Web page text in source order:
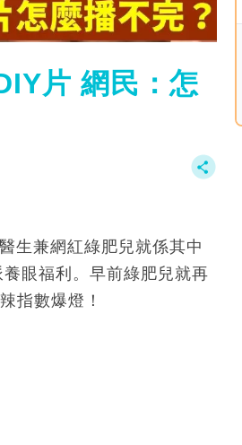
片 網民：怎
生兼網紅綠肥兒就係其中
眼福利。早前綠肥兒就再
指數爆燈！